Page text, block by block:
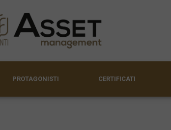
PROTAGONISTI CERTIFICATI